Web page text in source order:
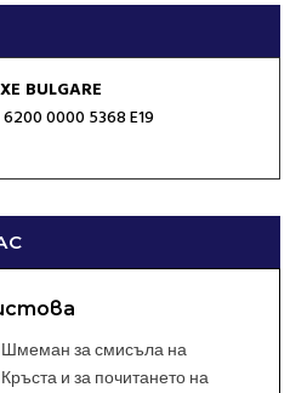
BULGARE
0000 5368 E19
Шмеман за смисъла на
и за почитането на